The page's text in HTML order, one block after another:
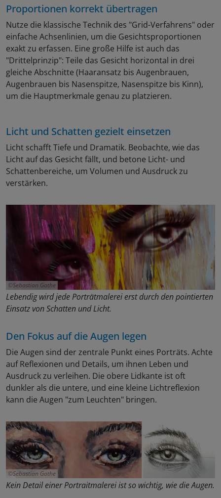
Proportionen korrekt übertragen
Nutze die klassische Technik des "Grid-Verfahrens" oder
einfache Achsenlinien, um die Gesichtsproportionen
exakt zu erfassen. Eine große Hilfe ist auch das
"Drittelprinzip": Teile das Gesicht horizontal in drei
gleiche Abschnitte (Haaransatz bis Augenbrauen,
Augenbrauen bis Nasenspitze, Nasenspitze bis Kinn),
um die Hauptmerkmale genau zu platzieren.
Licht und Schatten gezielt einsetzen
Licht schafft Tiefe und Dramatik. Beobachte, wie das
Licht auf das Gesicht fällt, und betone Licht- und
Schattenbereiche, um Volumen und Ausdruck zu
verstärken.
Sebastian Gothe
Lebendig wird jede Porträtmalerei erst durch den pointierten
Einsatz von Schatten und Licht.
Den Fokus auf die Augen legen
Die Augen sind der zentrale Punkt eines Porträts. Achte
auf Reflexionen und Details, um ihnen Leben und
Ausdruck zu verleihen. Die obere Lidkante ist oft
dunkler als die untere, und eine kleine Lichtreflexion
kann die Augen "zum Leuchten" bringen.
Sebastian Gothe
Kein Detail einer Portraitmalerei ist so wichtig, wie die Augen.